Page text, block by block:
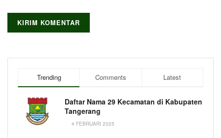
Trending Comments Latest
Daftar Nama 29 Kecamatan di Kabupaten
Tangerang
4 FEBRUARI 2025